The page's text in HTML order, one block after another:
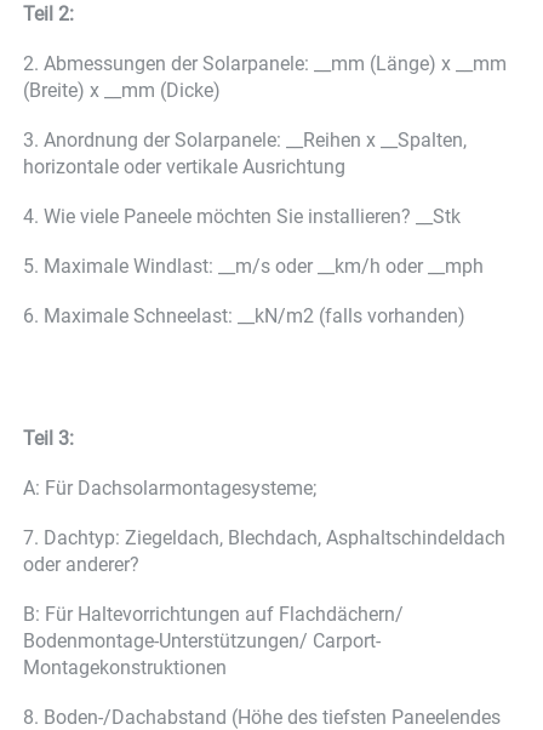
Teil 2:
2. Abmessungen der Solarpanele: __mm (Länge) x __mm
(Breite) x __mm (Dicke)
3. Anordnung der Solarpanele: __Reihen x __Spalten,
horizontale oder vertikale Ausrichtung
4. Wie viele Paneele möchten Sie installieren? __Stk
5. Maximale Windlast: __m/s oder __km/h oder __mph
6. Maximale Schneelast: __kN/m2 (falls vorhanden)
Teil 3:
A: Für Dachsolarmontagesysteme;
7. Dachtyp: Ziegeldach, Blechdach, Asphaltschindeldach
oder anderer?
B: Für Haltevorrichtungen auf Flachdächern/
Bodenmontage-Unterstützungen/ Carport-
Montagekonstruktionen
8. Boden-/Dachabstand (Höhe des tiefsten Paneelendes